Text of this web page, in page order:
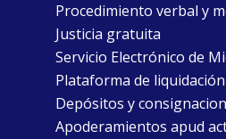
Procedimiento verbal y
Justicia gratuita
Servicio Electrónico de
Plataforma de
Depósitos y
Apoderamientos apud